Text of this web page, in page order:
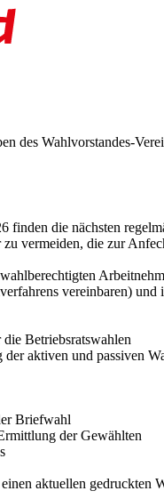
des Wahlvorstandes-
die nächsten
zu vermeiden, die zur
vereinbaren)
Betriebsratswahlen
aktiven und passiven
Briefwahl
der Gewählten
aktuellen